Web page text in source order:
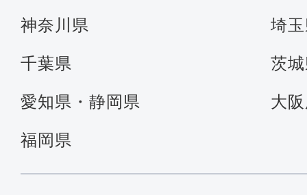
神奈川県 埼
千葉県 茨
愛知県・静岡県 大
福岡県